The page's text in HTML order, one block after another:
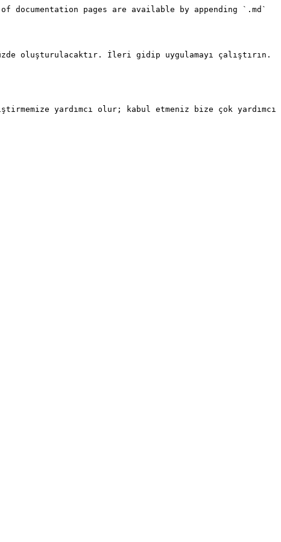
pages are available by appending `.md`
oluşturulacaktır. İleri gidip uygulamayı çalıştırın.
yardımcı olur; kabul etmeniz bize çok yardımcı